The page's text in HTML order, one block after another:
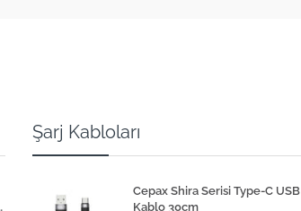
Şarj Kabloları
Cepax Shira Serisi Type-C USB
Kablo 30cm